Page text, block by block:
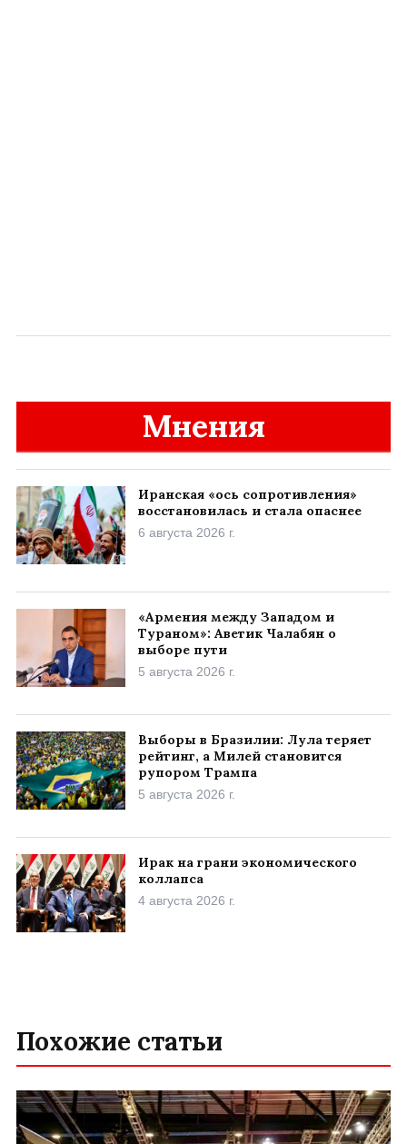
Мнения
Иранская «ось сопротивления»
восстановилась и стала опаснее
6 августа 2026 г.
«Армения между Западом и
Тураном»: Аветик Чалабян о
выборе пути
5 августа 2026 г.
Выборы в Бразилии: Лула теряет
рейтинг, а Милей становится
рупором Трампа
5 августа 2026 г.
Ирак на грани экономического
коллапса
4 августа 2026 г.
Похожие статьи